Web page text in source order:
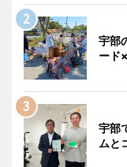
宇部
ード
宇部
ムと